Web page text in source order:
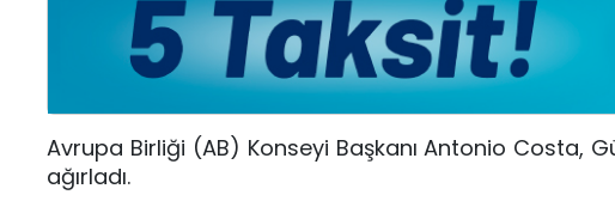
Avrupa Birliği (AB) Konseyi Başkanı Antonio Costa,
ağırladı.